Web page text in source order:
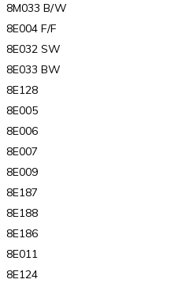
8M033 B/W
8E004 F/F
8E032 SW
8E033 BW
8E128
8E005
8E006
8E007
8E009
8E187
8E188
8E186
8E011
8E124